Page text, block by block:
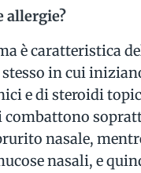
allergie?
è caratteristica
in cui
e di steroidi
combattono
nasale,
nasali, e